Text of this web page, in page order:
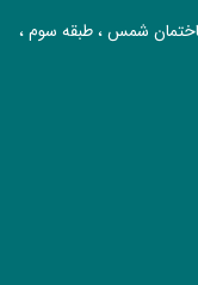
شمس ، طبقه سوم ،